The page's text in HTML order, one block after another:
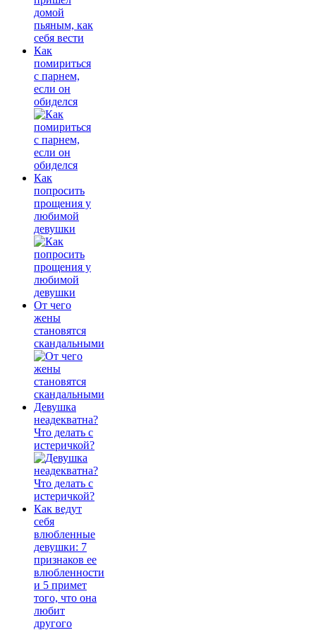
Как
помириться
с парнем,
если он
обиделся
Как
попросить
прощения у
любимой
девушки
От чего
жены
становятся
скандальными
Девушка
неадекватна?
Что делать с
истеричкой?
Как ведут
себя
влюбленные
девушки: 7
признаков ее
влюбленности
и 5 примет
того, что она
любит
другого